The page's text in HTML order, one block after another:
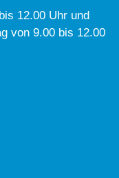
12.00 Uhr und
von 9.00 bis 12.00